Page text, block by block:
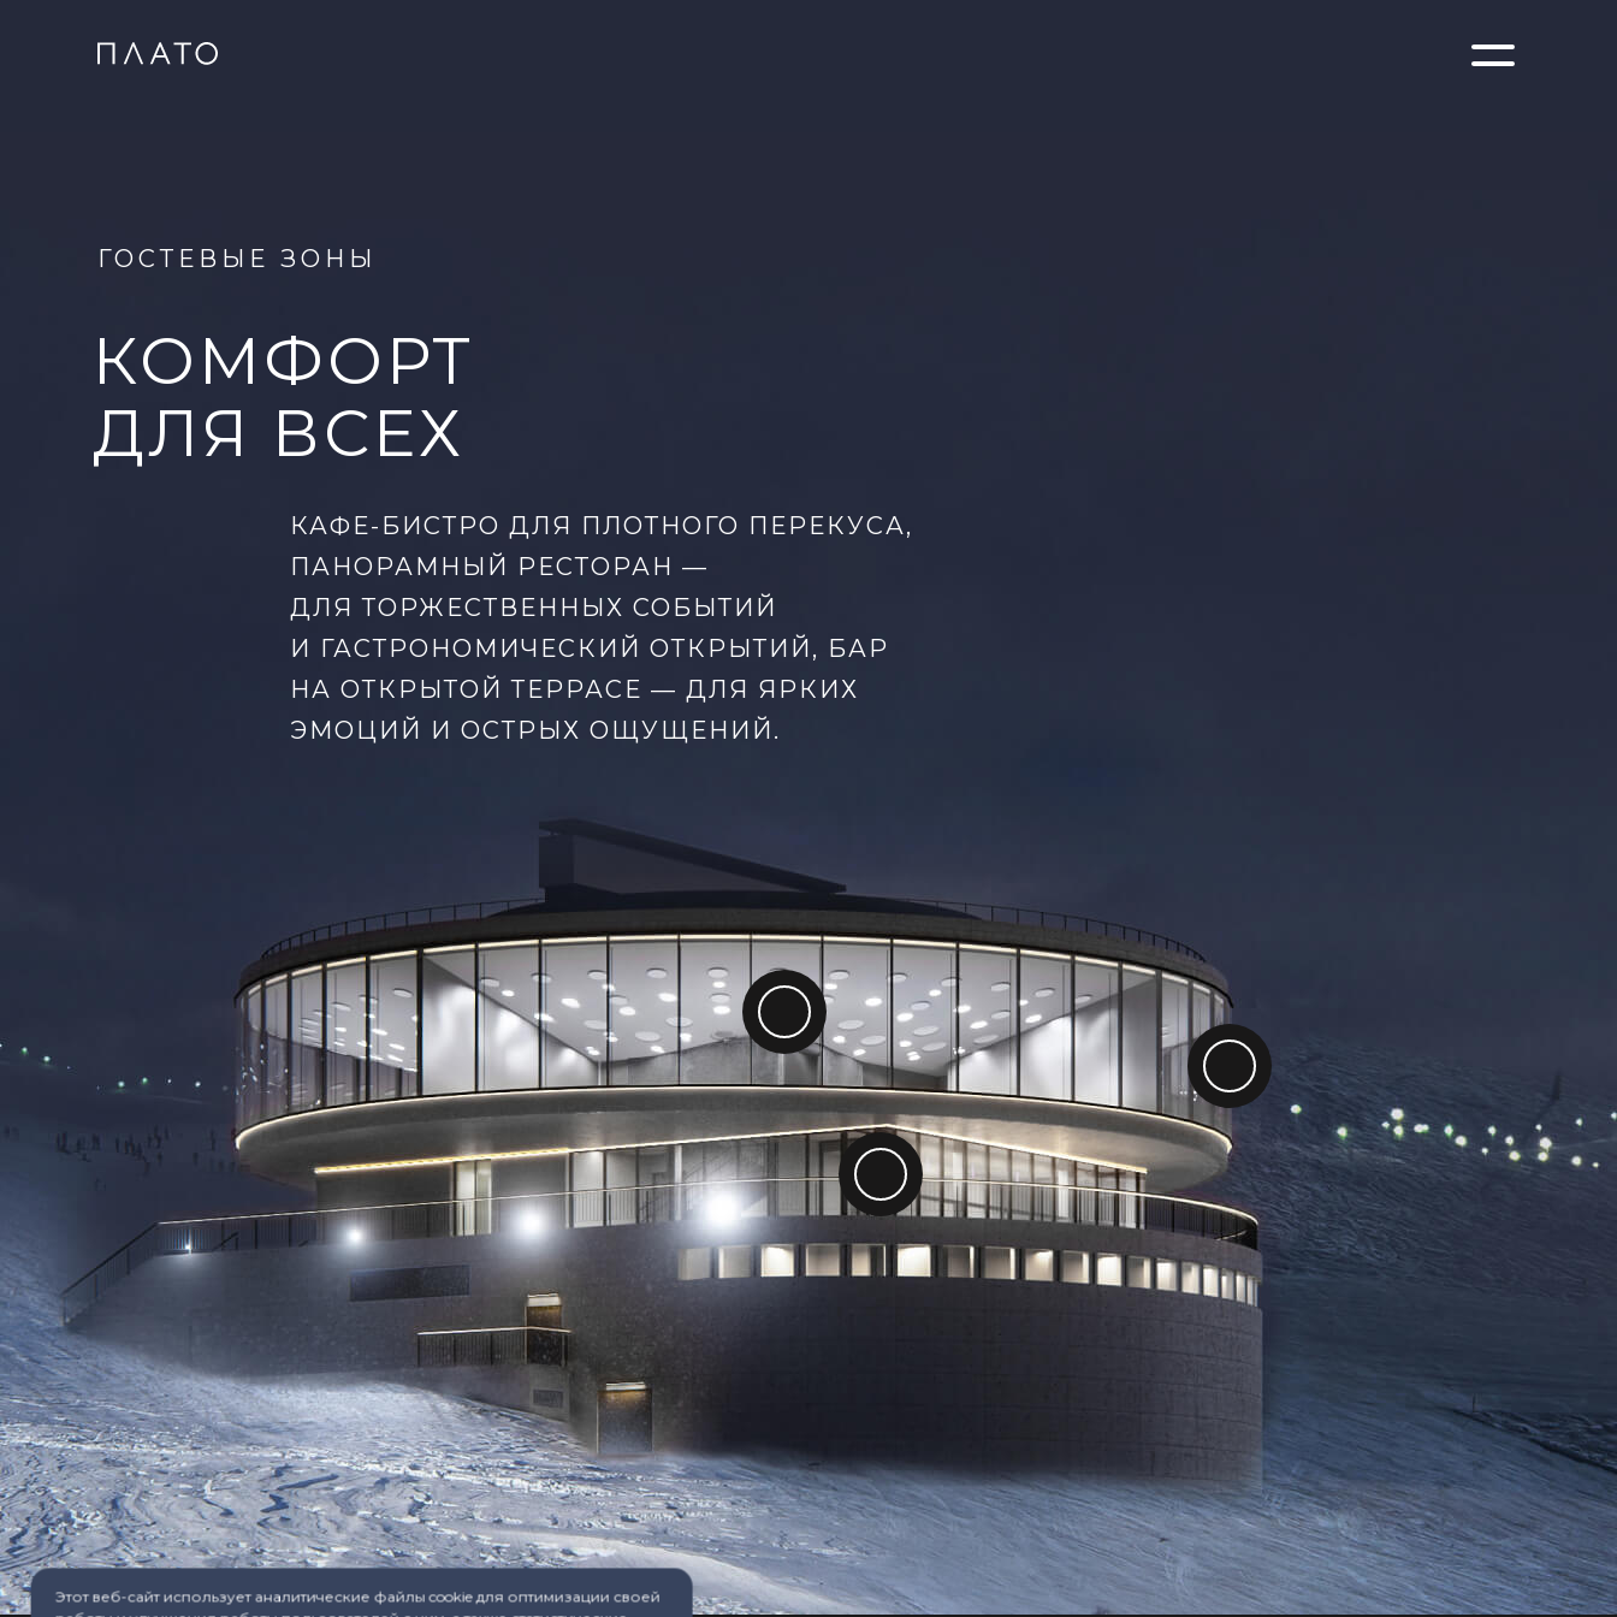
ГОСТЕВЫЕ ЗОНЫ
КОМФОРТ
ДЛЯ ВСЕХ
КАФЕ-БИСТРО ДЛЯ ПЛОТНОГО ПЕРЕКУСА,
ПАНОРАМНЫЙ РЕСТОРАН —
ДЛЯ ТОРЖЕСТВЕННЫХ СОБЫТИЙ
И ГАСТРОНОМИЧЕСКИЙ ОТКРЫТИЙ, БАР
НА ОТКРЫТОЙ ТЕРРАСЕ — ДЛЯ ЯРКИХ
ЭМОЦИЙ И ОСТРЫХ ОЩУЩЕНИЙ.
Этот веб-сайт использует аналитические файлы cookie для оптимизации своей